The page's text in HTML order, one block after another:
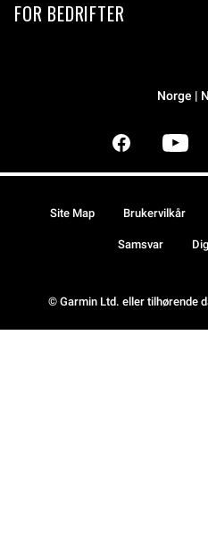
FOR BEDRIFTER
Norge |
© Garmin Ltd. eller tilhørende
Site Map Brukervilkår
Samsvar